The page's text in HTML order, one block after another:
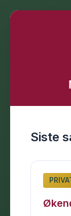
Siste